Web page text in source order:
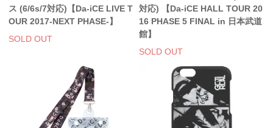
ス (6/6s/7対応)【Da-iCE LIVE T
OUR 2017-NEXT PHASE-】
SOLD OUT
対応) 【Da-iCE HALL TOUR 20
16 PHASE 5 FINAL in 日本武道
館】
SOLD OUT